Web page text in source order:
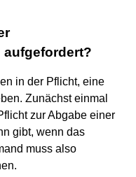
in der Pflicht, eine
Zunächst einmal
zur Abgabe einer
gibt, wenn das
muss also